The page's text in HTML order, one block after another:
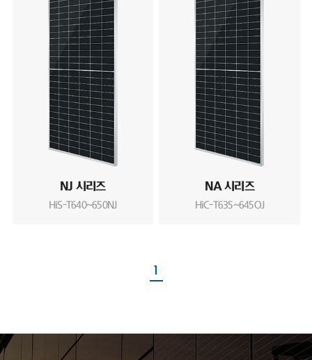
NJ 시리즈
HiS-T640~650NJ
NA 시리즈
HiC-T635~645OJ
1